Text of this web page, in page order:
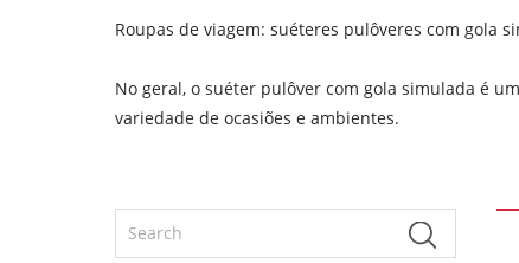
Roupas de viagem: suéteres pulôveres com gola
No geral, o suéter pulôver com gola simulada é
variedade de ocasiões e ambientes.